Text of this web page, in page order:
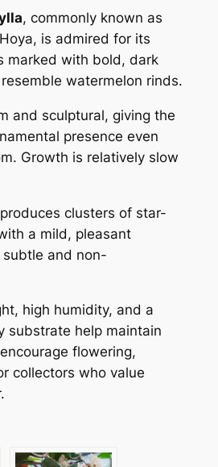
, commonly known as
is admired for its
marked with bold, dark
watermelon rinds.
and sculptural, giving the
presence even
Growth is relatively slow
clusters of star-
a mild, pleasant
and non-
high humidity, and a
substrate help maintain
flowering,
collectors who value